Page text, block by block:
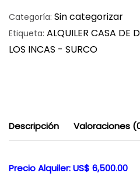
Categoría: Sin categorizar
Etiqueta: ALQUILER CASA DE
LOS INCAS - SURCO
Descripción Valoraciones
Precio Alquiler: US$ 6,500.00